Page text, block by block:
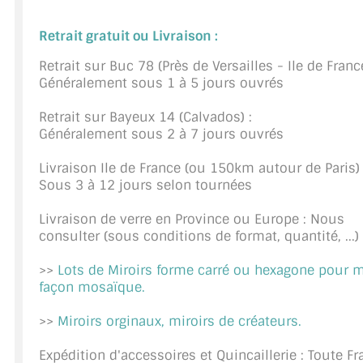
JOINTS D'ÉTANCHÉITÉS
FIXATION GARDES CORPS
SYSTÈMES COULISSANTS
LE CATALOGUE ACCESSOIRES (STROMBINOSCOPE)
EXEMPLES, RÉALISATIONS, INSPIRATIONS
NUANCIER RAL
COMMENT COUPER DU VERRE ?
CONSEILS / AIDE
Retrait gratuit ou Livraison :
Retrait sur Buc 78 (Près de Versailles - Ile de
Généralement sous 1 à 5 jours ouvrés
Retrait sur Bayeux 14 (Calvados) :
Généralement sous 2 à 7 jours ouvrés
Livraison Ile de France (ou 150km autour de Paris)
Sous 3 à 12 jours selon tournées
Livraison de verre en Province ou Europe : Nous
consulter (sous conditions de format, quantité, ...)
>> Lots de Miroirs forme carré ou hexagone pour
façon mosaïque.
>> Miroirs orginaux, miroirs de créateurs.
Expédition d'accessoires et Quincaillerie : Toute